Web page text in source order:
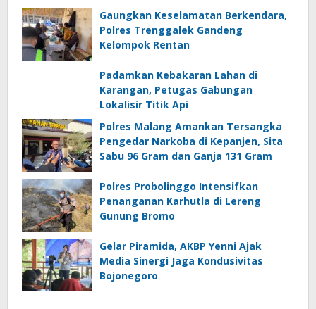
Gaungkan Keselamatan Berkendara,
Polres Trenggalek Gandeng
Kelompok Rentan
Padamkan Kebakaran Lahan di
Karangan, Petugas Gabungan
Lokalisir Titik Api
Polres Malang Amankan Tersangka
Pengedar Narkoba di Kepanjen, Sita
Sabu 96 Gram dan Ganja 131 Gram
Polres Probolinggo Intensifkan
Penanganan Karhutla di Lereng
Gunung Bromo
Gelar Piramida, AKBP Yenni Ajak
Media Sinergi Jaga Kondusivitas
Bojonegoro